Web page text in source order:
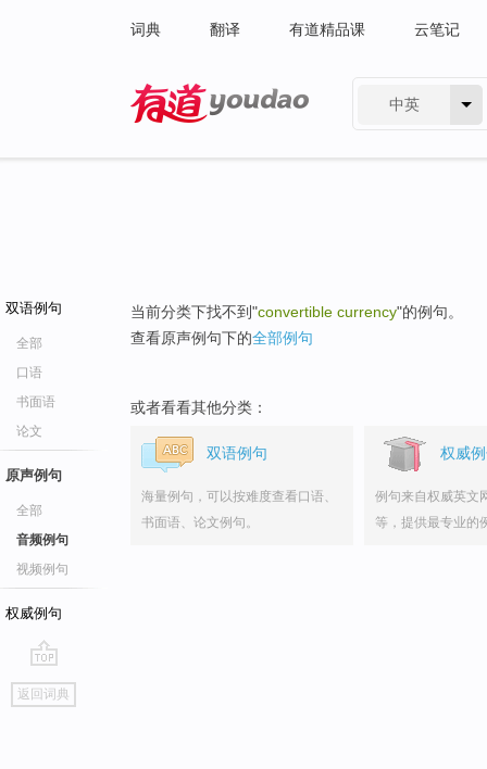
词典 翻译 有道精品课 云笔记
中英
双语例句
全部
口语
书面语
论文
原声例句
全部
音频例句
视频例句
权威例句
go
top
返回词典
当前分类下找不到"convertible currency"的例句。
查看原声例句下的全部例句
或者看看其他分类：
双语例句
海量例句，可以按难度查看口语、
书面语、论文例句。
权威
例句来自权威英文
等，提供最专业的